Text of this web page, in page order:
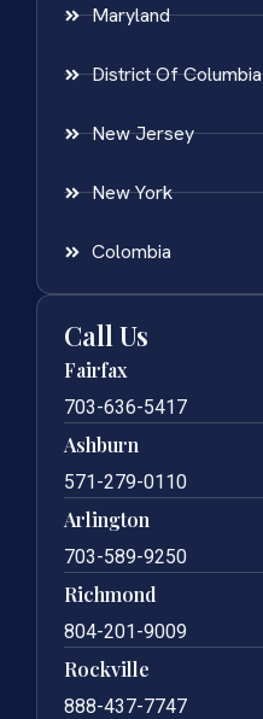
Maryland
District Of Columbia
New Jersey
New York
Colombia
Call Us
Fairfax
703-636-5417
Ashburn
571-279-0110
Arlington
703-589-9250
Richmond
804-201-9009
Rockville
888-437-7747